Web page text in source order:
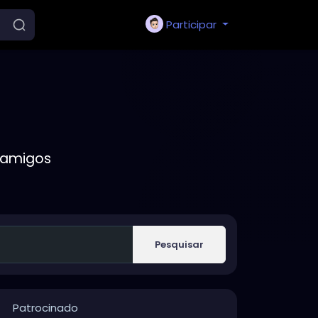
Participar
Pesquisar
Patrocinado